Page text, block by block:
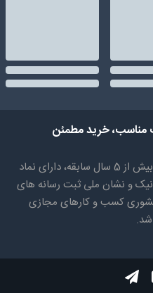
مناسب، خرید مطمئن
با بیش از 5 سال سابقه، دارای نماد
و نشان ملی ثبت رسانه های
کشوری کسب و کارهای مجازی